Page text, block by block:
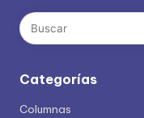
Categorías
Columnas